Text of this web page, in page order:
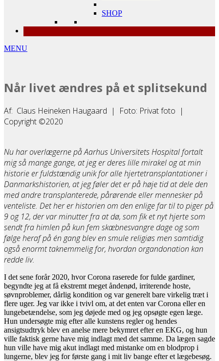
SHOP
MENU
Når livet ændres på et splitsekund
Af: Claus Heineken Haugaard | Foto: Privat foto |
Copyright ©2020
Nu har overlægerne på Aarhus Universitets Hospital fortalt
mig så mange gange, at jeg er deres lille mirakel og at min
historie er fuldstændig unik for alle hjertetransplantationer i
Danmarkshistorien, at jeg føler det er på høje tid at dele den
med andre transplanterede, pårørende eller mennesker på
venteliste. Det her er historien om den enlige far til to piger på
9 og 12, der var minutter fra at dø, som fik et nyt hjerte som
sendt fra himlen på kun fem skæbnesvangre dage og som
følge heraf på én gang blev en smule religiøs men samtidig
også enormt taknemmelig for, hvordan organdonation kan
redde liv.
I det sene forår 2020, hvor Corona raserede for fulde gardiner,
begyndte jeg at få ekstremt meget åndenød, irriterende hoste,
søvnproblemer, dårlig kondition og var generelt bare virkelig træt i
flere uger. Jeg var ikke i tvivl om, at det enten var Corona eller en
lungebetændelse, som jeg døjede med og jeg opsøgte egen læge.
Hun undersøgte mig efter alle kunstens regler og hendes
ansigtsudtryk blev en anelse mere bekymret efter en EKG, og hun
ville faktisk gerne have mig indlagt med det samme. Da lægen sagde
hun ville have mig akut indlagt med mistanke om en blodprop i
lungerne, blev jeg for første gang i mit liv bange efter et lægebesøg.